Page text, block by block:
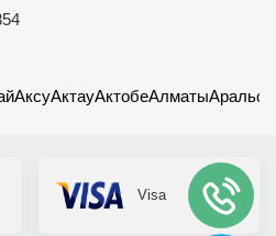
АксуАктауАктобеАлматыАральск
Visa